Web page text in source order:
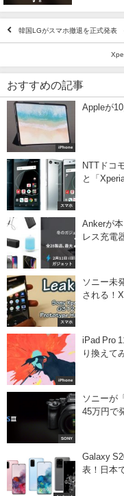
韓国LGがスマホ撤退を正式発表
おすすめの記事
iPhone
Appleが
スマホ
NTTドコ
と「
ガジェット
Ankerが
レス充電
スマホ
ソニー未
される！
iPhone
iPad Pro
り換えて
SONY
ソニーが
45万円で
Galaxy
表！日本